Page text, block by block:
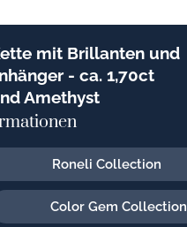
mit Brillanten und
- ca. 1,70ct
Amethyst
Roneli Collection
Color Gem Collection